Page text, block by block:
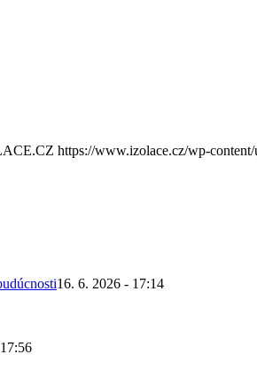
https://www.izolace.cz/wp-
16. 6. 2026 - 17:14